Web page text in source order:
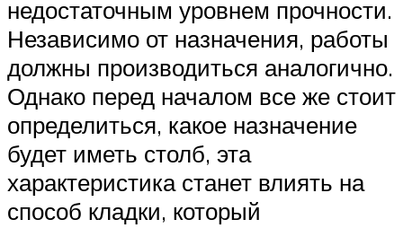
недостаточным уровнем прочности.
Независимо от назначения, работы
должны производиться аналогично.
Однако перед началом все же стоит
определиться, какое назначение
будет иметь столб, эта
характеристика станет влиять на
способ кладки, который